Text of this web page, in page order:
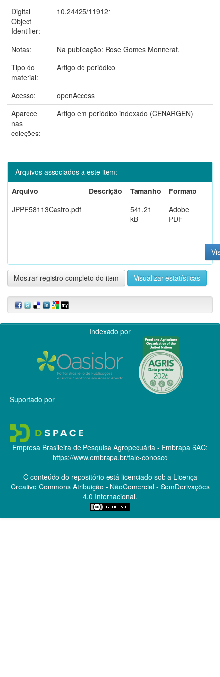
Digital
Object
Identifier:
10.24425/119121
Notas:
Na publicação: Rose Gomes Monnerat.
Tipo do
material:
Artigo de periódico
Acesso:
openAccess
Aparece
nas
coleções:
Artigo em periódico indexado (CENARGEN)
Arquivos associados a este item:
Arquivo
Descrição Tamanho
Formato
JPPR58113Castro.pdf
541,21
kB
Adobe
PDF
Mostrar registro completo do item Visualizar estatísticas
Indexado por
Suportado por
Empresa Brasileira de Pesquisa Agropecuária - Embrapa SAC:
https://www.embrapa.br/fale-conosco
O conteúdo do repositório está licenciado sob a Licença
Creative CommonsAtribuição - NãoComercial - SemDerivações
4.0 Internacional.